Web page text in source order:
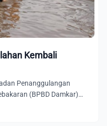
Kembali
Penanggulangan
(BPBD Damkar)